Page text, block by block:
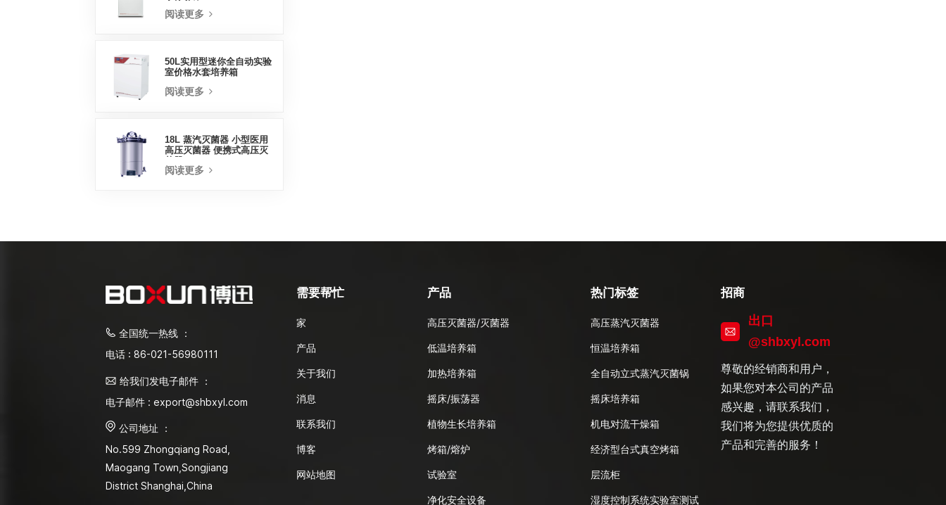
阅读更多
50L实用型迷你全自动实验
室价格水套培养箱
阅读更多
18L 蒸汽灭菌器 小型医用
高压灭菌器 便携式高压灭
阅读更多
全国统一热线 ：
电话 : 86-021-56980111
给我们发电子邮件 ：
电子邮件 : export@shbxyl.com
公司地址 ：
No.599 Zhongqiang Road,
Maogang Town,Songjiang
District Shanghai,China
需要帮忙
家
产品
关于我们
消息
联系我们
博客
网站地图
产品
高压灭菌器/灭菌器
低温培养箱
加热培养箱
摇床/振荡器
植物生长培养箱
烤箱/熔炉
试验室
净化安全设备
热门标签
高压蒸汽灭菌器
恒温培养箱
全自动立式蒸汽灭菌锅
摇床培养箱
机电对流干燥箱
经济型台式真空烤箱
层流柜
湿度控制系统实验室测试
招商
出口
@shbxyl.com
尊敬的经销商和用户，
如果您对本公司的产品
感兴趣，请联系我们，
我们将为您提供优质的
产品和完善的服务！